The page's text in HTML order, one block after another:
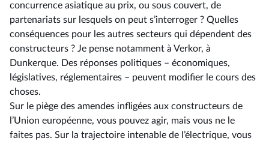
concurrence asiatique au prix, ou sous couvert, de
partenariats sur lesquels on peut s’interroger ? Quelles
conséquences pour les autres secteurs qui dépendent des
constructeurs ? Je pense notamment à Verkor, à
Dunkerque. Des réponses politiques –⁠ économiques,
législatives, réglementaires – peuvent modifier le cours des
choses.
Sur le piège des amendes infligées aux constructeurs de
l’Union européenne, vous pouvez agir, mais vous ne le
faites pas. Sur la trajectoire intenable de l’électrique, vous